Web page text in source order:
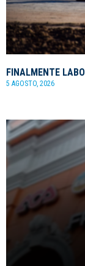
FINALMENTE
5 AGOSTO, 2026